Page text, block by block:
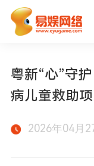
粤新“心”守
病儿童救助
2026年04月